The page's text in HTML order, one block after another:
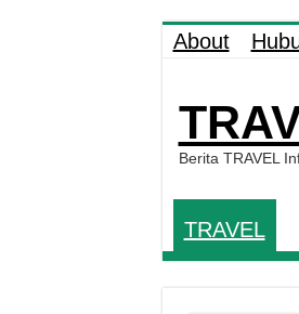
About
Berita TRAVEL
TRAVEL